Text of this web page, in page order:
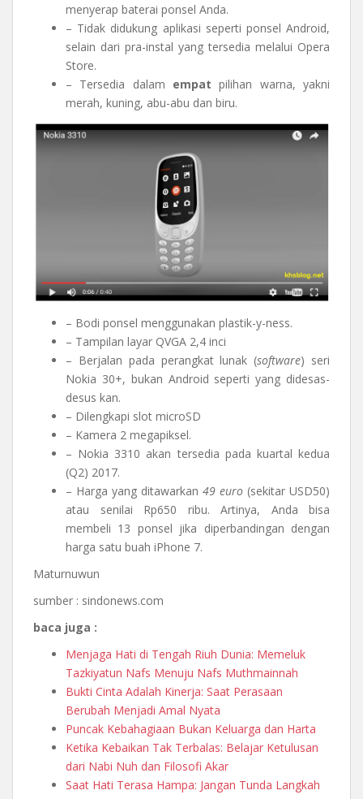
menyerap baterai ponsel Anda.
– Tidak didukung aplikasi seperti ponsel Android,
selain dari pra-instal yang tersedia melalui Opera
Store.
– Tersedia dalam empat pilihan warna, yakni
merah, kuning, abu-abu dan biru.
– Bodi ponsel menggunakan plastik-y-ness.
– Tampilan layar QVGA 2,4 inci
– Berjalan pada perangkat lunak (software) seri
Nokia 30+, bukan Android seperti yang didesas-
desus kan.
– Dilengkapi slot microSD
– Kamera 2 megapiksel.
– Nokia 3310 akan tersedia pada kuartal kedua
(Q2) 2017.
– Harga yang ditawarkan 49 euro (sekitar USD50)
atau senilai Rp650 ribu. Artinya, Anda bisa
membeli 13 ponsel jika diperbandingan dengan
harga satu buah iPhone 7.
Maturnuwun
sumber : sindonews.com
baca juga :
Menjaga Hati di Tengah Riuh Dunia: Memeluk
Tazkiyatun Nafs Menuju Nafs Muthmainnah
Bukti Cinta Adalah Kinerja: Saat Perasaan
Berubah Menjadi Amal Nyata
Puncak Kebahagiaan Bukan Keluarga dan Harta
Ketika Kebaikan Tak Terbalas: Belajar Ketulusan
dari Nabi Nuh dan Filosofi Akar
Saat Hati Terasa Hampa: Jangan Tunda Langkah